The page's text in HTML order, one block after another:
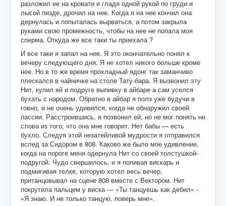
разложил ее на кровати и гладя одной рукой по груди и
лысой пизде, дрочил на нее. Когда я на нее кончил она
дернулась и попыталась вырваться, а потом закрыла
руками свою промежность, чтобы на нее не попала моя
сперма. Откуда же все таки ты приехала ?
И все таки я запал на нее. Я это окончательно понял к
вечеру следующего дня. Я не хотел никого больше кроме
нее. Но в то же время прохладный ядонг так заманчиво
плескался в чайничке на столе Тату-бара. Я вызвонил эту
Нит, купил ей и подруге выпивку в айбаре а сам уселся
бухать с народом. Обратно в айбар я полз уже будучи в
говно, и не очень удивился, когда не обнаружил своей
пассии. Расстроившись, я позвонил ей, но не мог понять ни
слова из того, что она мне говорит. Нет бабы — есть
бухло. Следуя этой незатейливой мудрости я отправился
вслед за Сидором в 808. Каково же было мое удивление,
когда на пороге меня одернула Нит со своей толстушкой-
подругой. Чудо свершилось, и я попивая вискарь и
подмигивая телке, которую хотел весь вечер,
пританцовывал на сцене 808 вместе с Вектором. Нит
покрутила пальцем у виска — «Ты танцуешь как дебил» -
«Я знаю. И не только танцую, поверь мне».